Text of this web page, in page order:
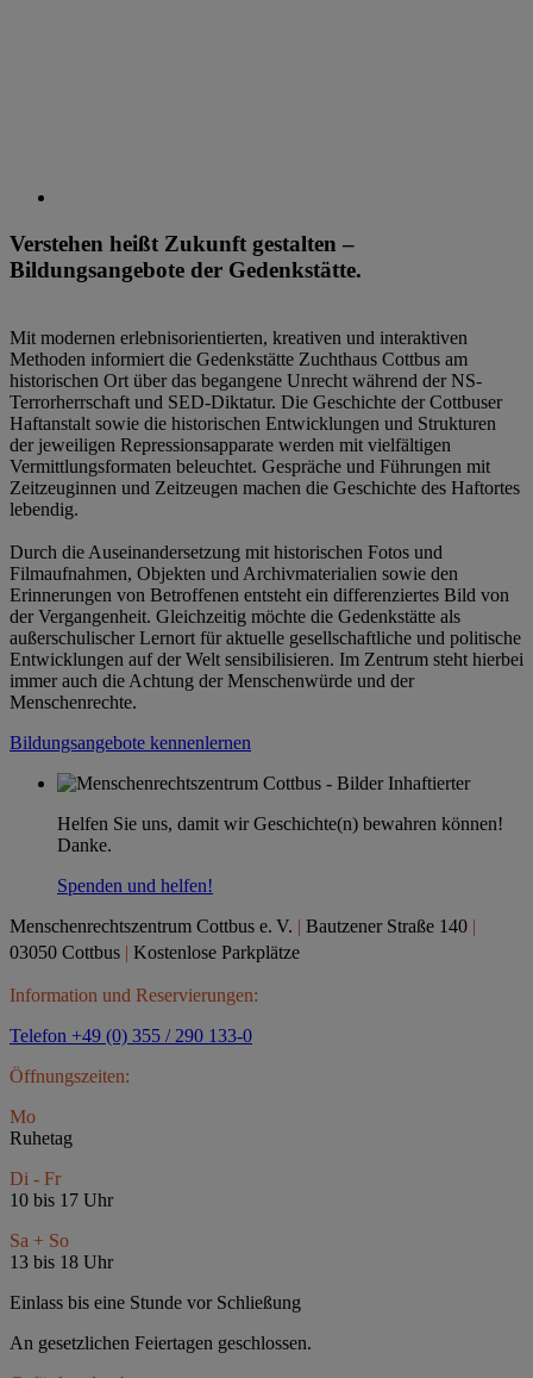
Verstehen heißt Zukunft gestalten –
Bildungsangebote der Gedenkstätte.
Mit modernen erlebnisorientierten, kreativen und interaktiven
Methoden informiert die Gedenkstätte Zuchthaus Cottbus am
historischen Ort über das begangene Unrecht während der NS-
Terrorherrschaft und SED-Diktatur. Die Geschichte der Cottbuser
Haftanstalt sowie die historischen Entwicklungen und Strukturen
der jeweiligen Repressionsapparate werden mit vielfältigen
Vermittlungsformaten beleuchtet. Gespräche und Führungen mit
Zeitzeuginnen und Zeitzeugen machen die Geschichte des Haftortes
lebendig.
Durch die Auseinandersetzung mit historischen Fotos und
Filmaufnahmen, Objekten und Archivmaterialien sowie den
Erinnerungen von Betroffenen entsteht ein differenziertes Bild von
der Vergangenheit. Gleichzeitig möchte die Gedenkstätte als
außerschulischer Lernort für aktuelle gesellschaftliche und politische
Entwicklungen auf der Welt sensibilisieren. Im Zentrum steht hierbei
immer auch die Achtung der Menschenwürde und der
Menschenrechte.
Bildungsangebote kennenlernen
Helfen Sie uns, damit wir Geschichte(n) bewahren können!
Danke.
Spenden und helfen!
Menschenrechtszentrum Cottbus e. V. | Bautzener Straße 140 |
03050 Cottbus | Kostenlose Parkplätze
Information und Reservierungen:
Telefon +49 (0) 355 / 290 133-0
Öffnungszeiten:
Mo
Ruhetag
Di - Fr
10 bis 17 Uhr
Sa + So
13 bis 18 Uhr
Einlass bis eine Stunde vor Schließung
An gesetzlichen Feiertagen geschlossen.